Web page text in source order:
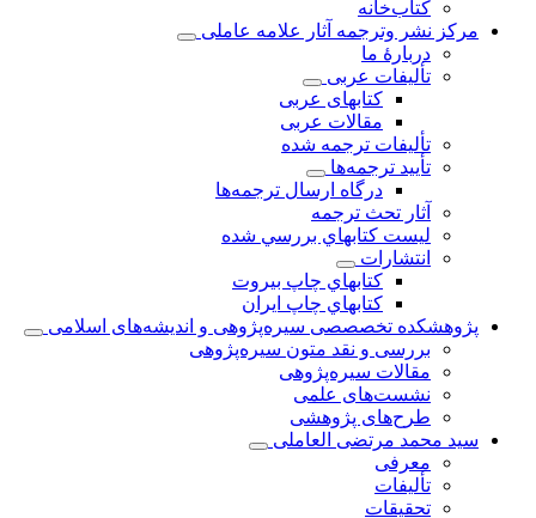
کتاب‌خانه
مركز نشر وترجمه آثار علامه عاملی
دربارهٔ ما
تألیفات عربی
کتابهای عربی
مقالات عربی
تألیفات ترجمه شده
تأیید ترجمه‌ها
درگاه ارسال ترجمه‌ها
آثار تحث ترجمه
ليست كتابهاي بررسي شده
انتشارات
كتابهاي چاپ بيروت
كتابهاي چاپ ايران
پژوهشكده تخصصصى سیره‌پژوهی و اندیشه‌های اسلامی
بررسی و نقد متون سیره‌پژوهی
مقالات سيره‌پژوهى
نشست‌های علمی
طرح‌های پژوهشی
سید محمد مرتضی العاملی
معرفی
تألیفات
تحقیقات